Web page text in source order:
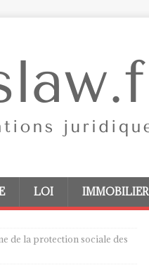
LOI IMMOBILIER
de la protection sociale des